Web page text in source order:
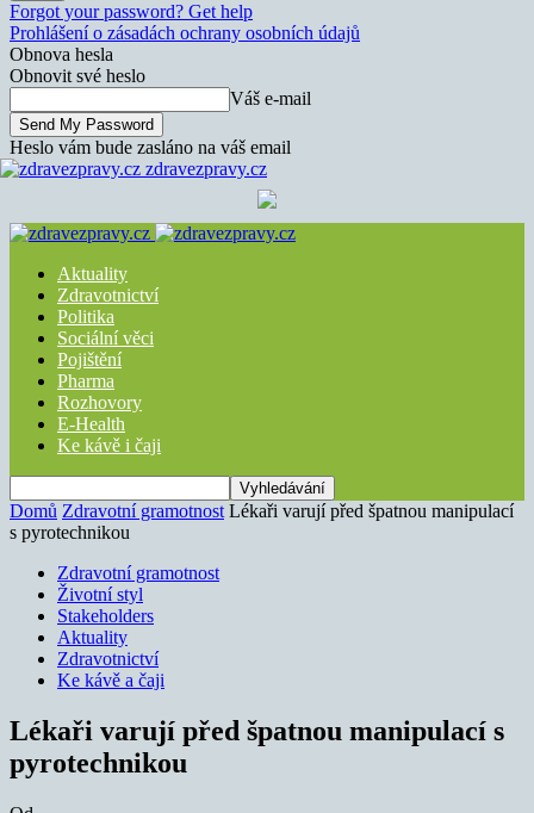
Forgot your password? Get help
Prohlášení o zásadách ochrany osobních údajů
Obnova hesla
Obnovit své heslo
Váš e-mail
Heslo vám bude zasláno na váš email
zdravezpravy.cz
Aktuality
Zdravotnictví
Politika
Sociální věci
Pojištění
Pharma
Rozhovory
E-Health
Ke kávě i čaji
Domů Zdravotní gramotnost Lékaři varují před špatnou manipulací
s pyrotechnikou
Zdravotní gramotnost
Životní styl
Stakeholders
Aktuality
Zdravotnictví
Ke kávě a čaji
Lékaři varují před špatnou manipulací s
pyrotechnikou